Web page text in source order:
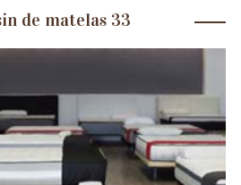
de matelas 33